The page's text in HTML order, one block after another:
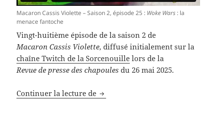
Macaron Cassis Violette – Saison 2, épisode 25 : Woke Wars : la
menace fantoche
Vingt-huitième épisode de la saison 2 de
Macaron Cassis Violette, diffusé initialement sur la
chaîne Twitch de la Sorcenouille lors de la
Revue de presse des chapoules du 26 mai 2025.
Continuer la lecture de Macaron Cassis Violette – Saison